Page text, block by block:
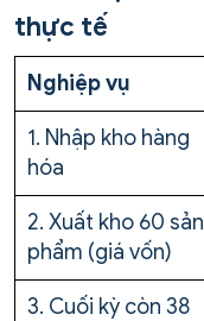
thực tế
Nghiệp vụ
1. Nhập kho hàng
hóa
2. Xuất kho 60 sản
phẩm (giá vốn)
3. Cuối kỳ còn 38